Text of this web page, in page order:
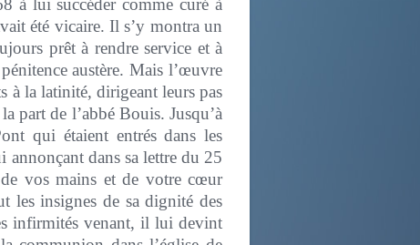
à lui succéder comme curé à
été vicaire. Il s’y montra un
prêt à rendre service et à
austère. Mais l’œuvre
à la latinité, dirigeant leurs pas
part de l’abbé Bouis. Jusqu’à
qui étaient entrés dans les
dans sa lettre du 25
vos mains et de votre cœur
les insignes de sa dignité des
infirmités venant, il lui devint